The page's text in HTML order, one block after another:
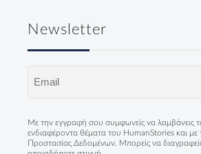
Newsletter
Με την εγγραφή σου συμφωνείς να λαμβάνεις
ενδιαφέροντα θέματα του HumanStories και με
Προστασίας Δεδομένων . Μπορείς να